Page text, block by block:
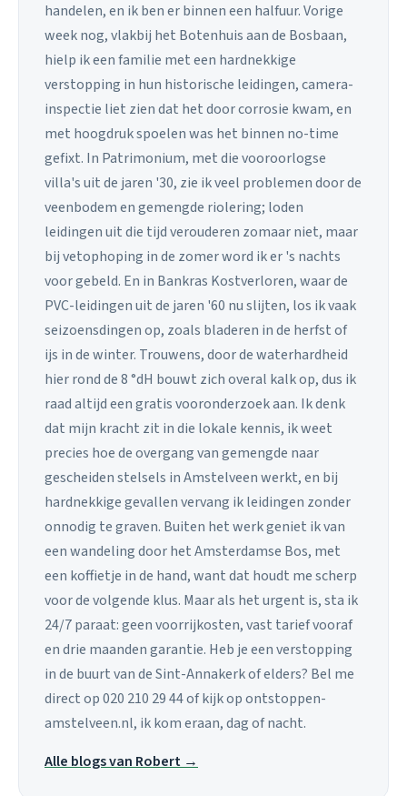
handelen, en ik ben er binnen een halfuur. Vorige
week nog, vlakbij het Botenhuis aan de Bosbaan,
hielp ik een familie met een hardnekkige
verstopping in hun historische leidingen, camera-
inspectie liet zien dat het door corrosie kwam, en
met hoogdruk spoelen was het binnen no-time
gefixt. In Patrimonium, met die vooroorlogse
villa's uit de jaren '30, zie ik veel problemen door de
veenbodem en gemengde riolering; loden
leidingen uit die tijd verouderen zomaar niet, maar
bij vetophoping in de zomer word ik er 's nachts
voor gebeld. En in Bankras Kostverloren, waar de
PVC-leidingen uit de jaren '60 nu slijten, los ik vaak
seizoensdingen op, zoals bladeren in de herfst of
ijs in de winter. Trouwens, door de waterhardheid
hier rond de 8 °dH bouwt zich overal kalk op, dus ik
raad altijd een gratis vooronderzoek aan. Ik denk
dat mijn kracht zit in die lokale kennis, ik weet
precies hoe de overgang van gemengde naar
gescheiden stelsels in Amstelveen werkt, en bij
hardnekkige gevallen vervang ik leidingen zonder
onnodig te graven. Buiten het werk geniet ik van
een wandeling door het Amsterdamse Bos, met
een koffietje in de hand, want dat houdt me scherp
voor de volgende klus. Maar als het urgent is, sta ik
24/7 paraat: geen voorrijkosten, vast tarief vooraf
en drie maanden garantie. Heb je een verstopping
in de buurt van de Sint-Annakerk of elders? Bel me
direct op 020 210 29 44 of kijk op ontstoppen-
amstelveen.nl, ik kom eraan, dag of nacht.
Alle blogs van Robert →